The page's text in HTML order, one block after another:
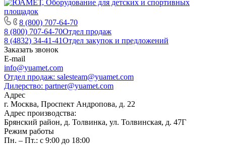
8 (800) 707-64-70
8 (800) 707-64-70Отдел продаж
8 (4832) 34-41-41Отдел закупок и предложений
Заказать звонок
E-mail
info@yuamet.com
Отдел продаж: salesteam@yuamet.com
Дилерство: partner@yuamet.com
Адрес
г. Москва, Проспект Андропова, д. 22
Адрес производства:
Брянский район, д. Толвинка, ул. Толвинская, д. 47Г
Режим работы
Пн. – Пт.: с 9:00 до 18:00